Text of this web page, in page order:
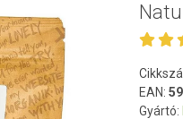
EAN:
Gyártó: